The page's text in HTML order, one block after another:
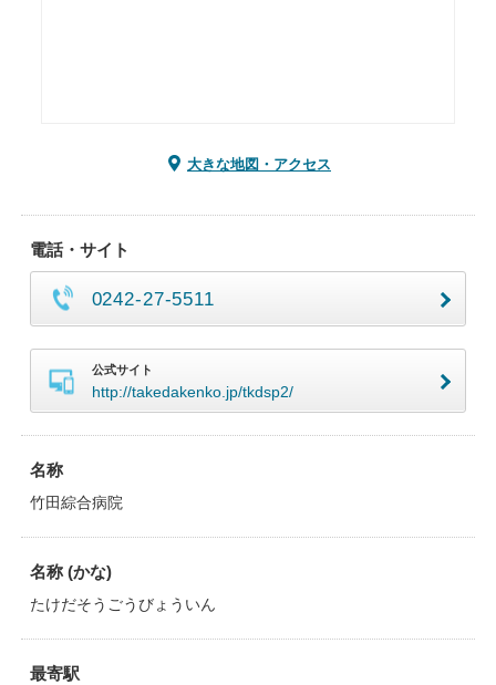
大きな地図・アクセス
電話・サイト
0242-27-5511
公式サイト
http://takedakenko.jp/tkdsp2/
名称
竹田綜合病院
名称 (かな)
たけだそうごうびょういん
最寄駅